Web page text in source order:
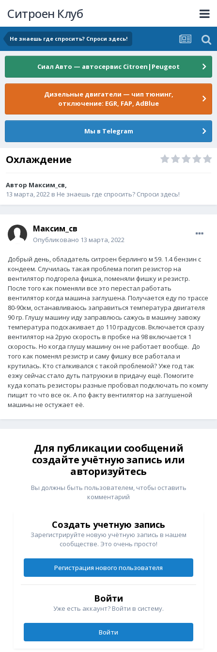
Ситроен Клуб
Не знаешь где спросить? Спроси здесь!
Сиал Авто — автосервис Citroen|Peugeot
Дизельные двигатели — чип тюнинг,
отключение: EGR, FAP, AdBlue
Мы в Telegram
Охлаждение
Автор Максим_cв,
13 марта, 2022 в Не знаешь где спросить? Спроси здесь!
Максим_cв
Опубликовано 13 марта, 2022
Добрый день, обладатель ситроен берлинго м 59. 1.4 бензин с
кондеем. Случилась такая проблема погип резистор на
вентилятор подгорела фишка, поменяли фишку и резистр.
После того как поменяли все это перестал работать
вентилятор когда машина заглушена. Получается еду по трассе
80-90км, останавливаюсь заправиться температура двигателя
90 гр. Глушу машину иду заправлюсь сажусь в машину завожу
температура подскакивает до 110 градусов. Включается сразу
вентилятор на 2рую скорость в пробке на 98 включается 1
скорость. Но когда глушу машину он не работает вообще. До
того как поменял резистр и саму фишку все работала и
крутилась. Кто сталкивался с такой проблемой? Уже год так
езжу сейчас стало дуть патруюки в придачу ещё. Помогите
куда копать резисторы разные пробовал подключать по компу
пищит то что все ок. А по факту вентилятор на заглушеной
машины не остужает её.
Для публикации сообщений
создайте учётную запись или
авторизуйтесь
Вы должны быть пользователем, чтобы оставить
комментарий
Создать учетную запись
Зарегистрируйте новую учётную запись в нашем
сообществе. Это очень просто!
Регистрация нового пользователя
Войти
Уже есть аккаунт? Войти в систему.
Войти